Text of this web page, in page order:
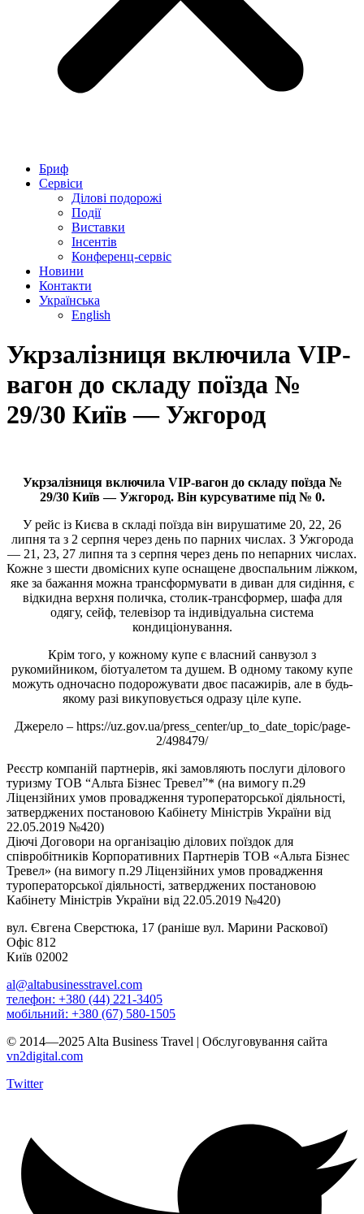
Бриф
Сервіси
Ділові подорожі
Події
Виставки
Інсентів
Конференц-сервіс
Новини
Контакти
Українська
English
Укрзалізниця включила VIP-
вагон до складу поїзда №
29/30 Київ — Ужгород
Укрзалізниця включила VIP-вагон до складу поїзда №
29/30 Київ—Ужгород. Він курсуватиме під № 0.
У рейс із Києва в складі поїзда він вирушатиме 20, 22, 26
липня та з 2 серпня через день по парних числах. З Ужгорода
— 21, 23, 27 липня та з серпня через день по непарних числах.
Кожне з шести двомісних купе оснащене двоспальним ліжком,
яке за бажання можна трансформувати в диван для сидіння, є
відкидна верхня поличка, столик-трансформер, шафа для
одягу, сейф, телевізор та індивідуальна система
кондиціонування.
Крім того, у кожному купе є власний санвузол з
рукомийником, біотуалетом та душем. В одному такому купе
можуть одночасно подорожувати двоє пасажирів, але в будь-
якому разі викуповується одразу ціле купе.
Джерело – https://uz.gov.ua/press_center/up_to_date_topic/page-
2/498479/
Реєстр компаній партнерів, які замовляють послуги ділового
туризму ТОВ “Альта Бізнес Тревел”* (на вимогу п.29
Ліцензійних умов провадження туроператорської діяльності,
затверджених постановою Кабінету Міністрів України від
22.05.2019 №420)
Діючі Договори на організацію ділових поїздок для
співробітників Корпоративних Партнерів ТОВ «Альта Бізнес
Тревел» (на вимогу п.29 Ліцензійних умов провадження
туроператорської діяльності, затверджених постановою
Кабінету Міністрів України від 22.05.2019 №420)
вул. Євгена Сверстюка, 17 (раніше вул. Марини Раскової)
Офіс 812
Київ 02002
al@altabusinesstravel.com
телефон: +380 (44) 221-3405
мобільний: +380 (67) 580-1505
© 2014—2025 Alta Business Travel | Обслуговування сайта
vn2digital.com
Twitter